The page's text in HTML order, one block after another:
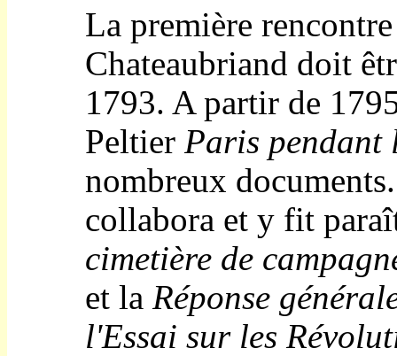
La première
Chateaubriand doit
1793. A partir de
Peltier Paris pendant
nombreux
collabora et y fit
cimetière de
et la Réponse
l'Essai sur les